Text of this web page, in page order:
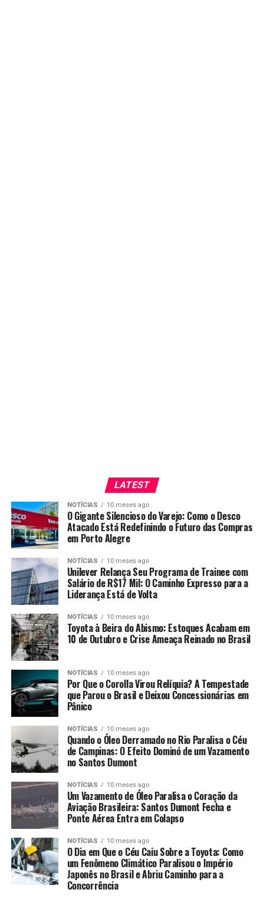
LATEST
NOTÍCIAS 10 meses ago
O Gigante Silencioso do Varejo: Como o Desco
Atacado Está Redefinindo o Futuro das Compras
em Porto Alegre
NOTÍCIAS 10 meses ago
Unilever Relança Seu Programa de Trainee com
Salário de R$17 Mil: O Caminho Expresso para a
Liderança Está de Volta
NOTÍCIAS 10 meses ago
Toyota à Beira do Abismo: Estoques Acabam em
10 de Outubro e Crise Ameaça Reinado no Brasil
NOTÍCIAS 10 meses ago
Por Que o Corolla Virou Relíquia? A Tempestade
que Parou o Brasil e Deixou Concessionárias em
Pânico
NOTÍCIAS 10 meses ago
Quando o Óleo Derramado no Rio Paralisa o Céu
de Campinas: O Efeito Dominó de um Vazamento
no Santos Dumont
NOTÍCIAS 10 meses ago
Um Vazamento de Óleo Paralisa o Coração da
Aviação Brasileira: Santos Dumont Fecha e
Ponte Aérea Entra em Colapso
NOTÍCIAS 10 meses ago
O Dia em Que o Céu Caiu Sobre a Toyota: Como
um Fenômeno Climático Paralisou o Império
Japonês no Brasil e Abriu Caminho para a
Concorrência